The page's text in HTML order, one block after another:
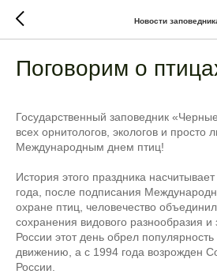
Новости
Поговорим о
Государственный заповедник
всех орнитологов, экологов и
Международным днем птиц!
История этого праздника
года, после подписания
охране птиц, человечество
сохранения видового разнообразия
России этот день обрел
движению, а с 1994 года возрожден
России.